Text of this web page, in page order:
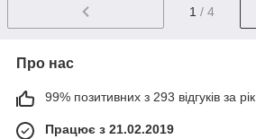
1 / 4
Про нас
99% позитивних з 293 відгуків за рік
Працює з 21.02.2019